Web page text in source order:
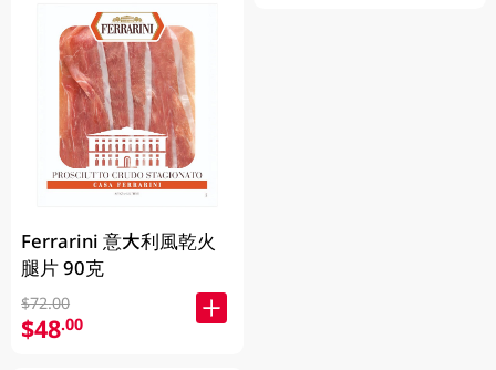
Ferrarini 意大利風乾火
腿片 90克
$72.00
$48.00